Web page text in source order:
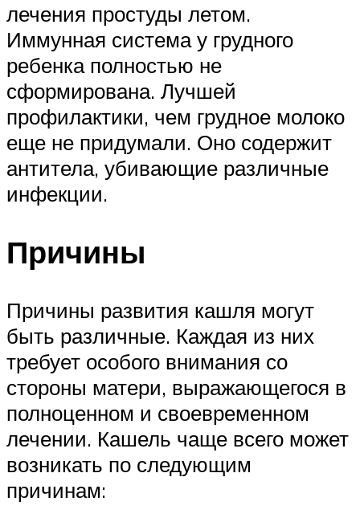
лечения простуды летом.
Иммунная система у грудного
ребенка полностью не
сформирована. Лучшей
профилактики, чем грудное молоко
еще не придумали. Оно содержит
антитела, убивающие различные
инфекции.
Причины
Причины развития кашля могут
быть различные. Каждая из них
требует особого внимания со
стороны матери, выражающегося в
полноценном и своевременном
лечении. Кашель чаще всего может
возникать по следующим
причинам: